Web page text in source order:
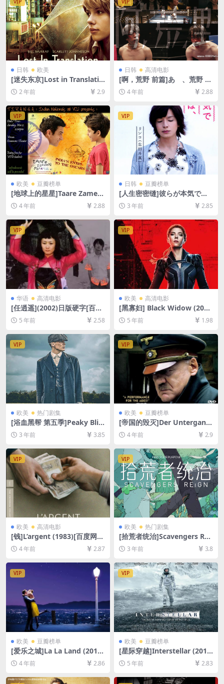
VIP
日韩 欧美
[迷失东京]Lost in Translatio
n (2003)[百度网盘+夸克网盘1
080P超清未删减资源][网盘在
英字幕]
2 年前 2.9
VIP
日韩 高清电影
[啊，荒野 前篇]あゝ、荒野 前
篇 (2017)[百度网盘+迅雷云盘
资源1080P超清未删减][MP4/
4 年前 2.88
VIP
欧美 豆瓣榜单
[地球上的星星]Taare Zamee
n Par (2007)[百度网盘+迅雷
云盘资源1080P超清未删减]
[MP4/10GB][中文字幕]
4 年前 2.88
VIP
日韩 豆瓣榜单
[人生密密缝]彼らが本気で編
むときは、 (2017)[百度网盘
+夸克网盘1080P超清未删减
资源][网盘在线播放/下载][MP
4/8.1GB][中文字幕]
3 年前 2.85
VIP
华语 高清电影
[任逍遥](2002)日版硬字[百度
网盘+迅雷云盘资源DVD高清
未删减][MP4/6.3GB][国语中
字]
5 年前 2.58
VIP
欧美 高清电影
[黑寡妇] Black Widow (202
1)[百度网盘+迅雷云盘资源10
80P超清][MP4/7.7GB][中英
字幕]
5 年前 1.98
VIP
欧美 热门剧集
[浴血黑帮 第五季]Peaky Blin
ders Season 5 (2019)[百度网
盘+迅雷云盘+阿里云盘资源10
[中英字幕]
3 年前 3.85
VIP
欧美 豆瓣榜单
[帝国的毁灭]Der Untergang
(2004)[百度网盘+迅雷云盘资
源1080P超清未删减][MP4/9.
4 年前 2.9
VIP
欧美 高清电影
[钱]L’argent (1983)[百度网盘
+迅雷云盘资源1080P超清未
删减][MP4/5.5GB][中文字幕]
4 年前 2.87
VIP
欧美 热门剧集
[拾荒者统治]Scavengers Rei
gn (2023)[百度网盘+夸克网
盘1080P超清未删减资源][网
盘在线播放/下载][MP4/19G
B][中英字幕]
3 年前 3.8
VIP
欧美 豆瓣榜单
[爱乐之城]La La Land (2016)
[百度网盘+迅雷云盘资源1080
P超清未删减][MP4/9GB][中
英字幕]
4 年前 2.86
VIP
欧美 豆瓣榜单
[星际穿越]Interstellar (201
4)[百度网盘+迅雷云盘资源10
80P超清未删减][MP4/11GB]
[中英字幕]
5 年前 2.83